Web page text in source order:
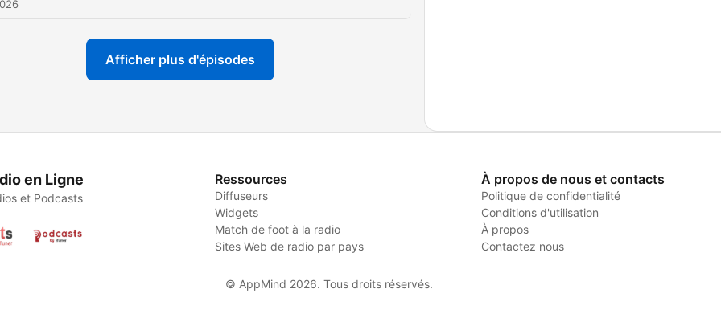
Afficher plus d'épisodes
en Ligne
et Podcasts
Ressources
Diffuseurs
Widgets
Match de foot à la radio
Sites Web de radio par pays
À propos de nous et contacts
Politique de confidentialité
Conditions d'utilisation
À propos
Contactez nous
© AppMind 2026. Tous droits réservés.